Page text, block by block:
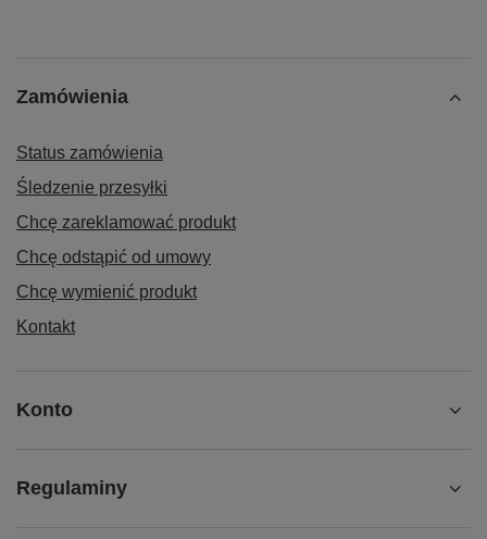
Zamówienia
Status zamówienia
Śledzenie przesyłki
Chcę zareklamować produkt
Chcę odstąpić od umowy
Chcę wymienić produkt
Kontakt
Konto
Regulaminy